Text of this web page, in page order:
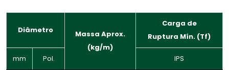
Diâmetro
Massa Aprox.
(kg/m)
Carga de
Ruptura Mín. (Tf)
mm Pol. IPS